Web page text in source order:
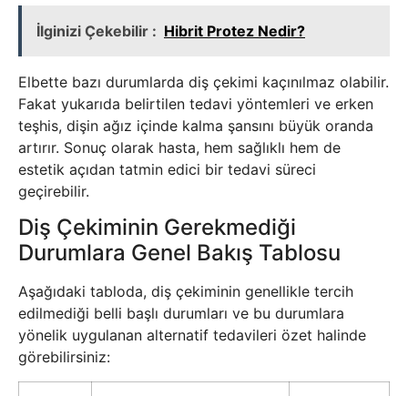
İlginizi Çekebilir : Hibrit Protez Nedir?
Elbette bazı durumlarda diş çekimi kaçınılmaz olabilir.
Fakat yukarıda belirtilen tedavi yöntemleri ve erken
teşhis, dişin ağız içinde kalma şansını büyük oranda
artırır. Sonuç olarak hasta, hem sağlıklı hem de
estetik açıdan tatmin edici bir tedavi süreci
geçirebilir.
Diş Çekiminin Gerekmediği
Durumlara Genel Bakış Tablosu
Aşağıdaki tabloda, diş çekiminin genellikle tercih
edilmediği belli başlı durumları ve bu durumlara
yönelik uygulanan alternatif tedavileri özet halinde
görebilirsiniz: